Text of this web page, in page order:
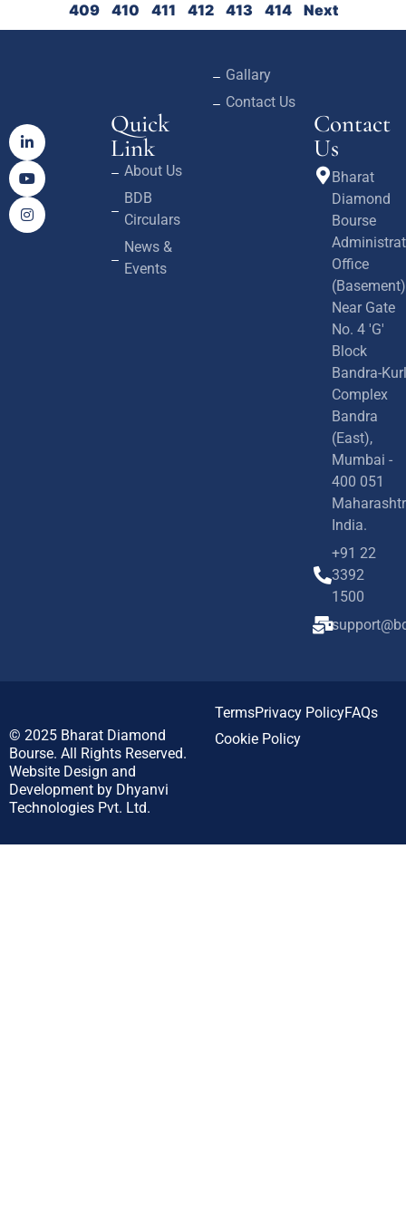
409
410 411 412 413 414 Next
Quick
Link
About Us
BDB
Circulars
News &
Events
Gallary
Contact Us
Contact
Us
Bharat
Diamond
Bourse
Office
(Basement)
Near Gate
No. 4 'G'
Block
Bandra-
Complex
Bandra
(East),
Mumbai -
400 051
India.
+91 22
3392
1500
© 2025 Bharat Diamond
Bourse. All Rights Reserved.
Website Design and
Development by Dhyanvi
Technologies Pvt. Ltd.
TermsPrivacy PolicyFAQs
Cookie Policy